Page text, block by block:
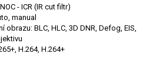
- ICR (IR cut filtr)
manual
obrazu: BLC, HLC, 3D DNR, Defog, EIS,
H.264, H.264+